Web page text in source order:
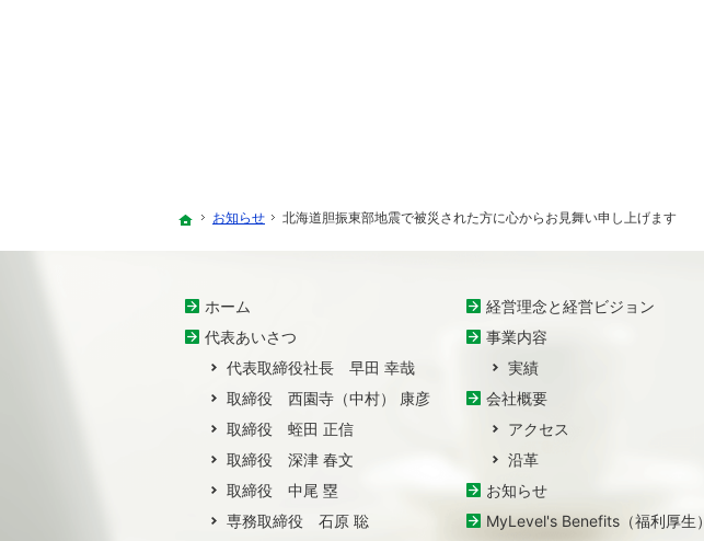
ホーム
お知らせ 北海道胆振東部地震で被災された方に心からお見舞い申し上げます
ホーム
代表あいさつ
代表取締役社長 早田 幸哉
取締役 西園寺（中村） 康彦
取締役 蛭田 正信
取締役 深津 春文
取締役 中尾 塁
専務取締役 石原 聡
経営理念と経営ビジョン
事業内容
実績
会社概要
アクセス
沿革
お知らせ
MyLevel's Benefits（福利厚生）